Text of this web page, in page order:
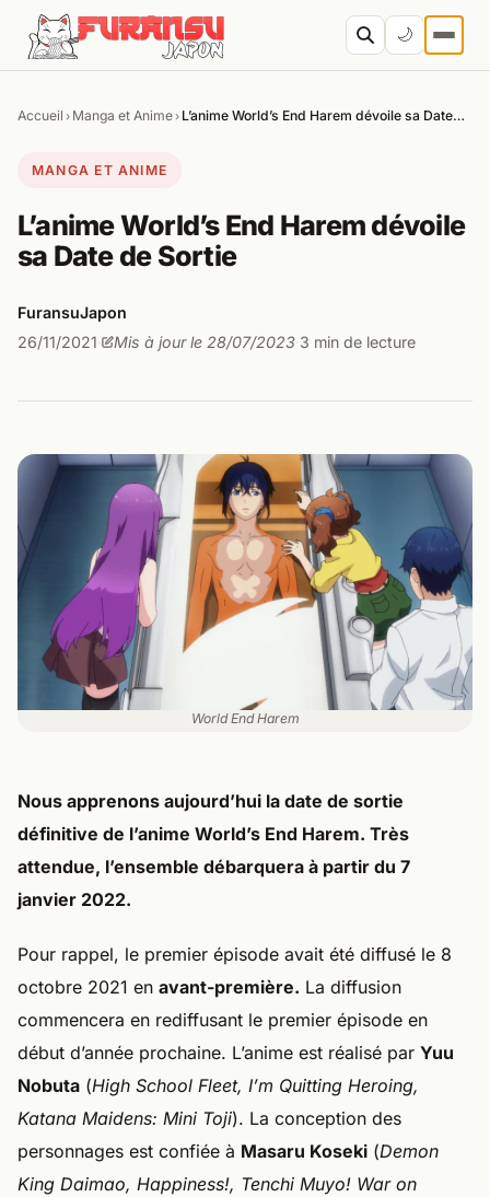
Aller au contenu
🌙
Accueil › Manga et Anime› L’anime World’s End Harem dévoile sa Date…
MANGA ET ANIME
L’anime World’s End Harem dévoile
sa Date de Sortie
FuransuJapon
26/11/2021· Mis à jour le 28/07/2023· 3 min de lecture
World End Harem
Nous apprenons aujourd’hui la date de sortie
définitive de l’anime World’s End Harem. Très
attendue, l’ensemble débarquera à partir du 7
janvier 2022.
Pour rappel, le premier épisode avait été diffusé le 8
octobre 2021 en avant-première. La diffusion
commencera en rediffusant le premier épisode en
début d’année prochaine. L’anime est réalisé par Yuu
Nobuta (High School Fleet, I’m Quitting Heroing,
Katana Maidens: Mini Toji). La conception des
personnages est confiée à Masaru Koseki (Demon
King Daimao, Happiness!, Tenchi Muyo! War on